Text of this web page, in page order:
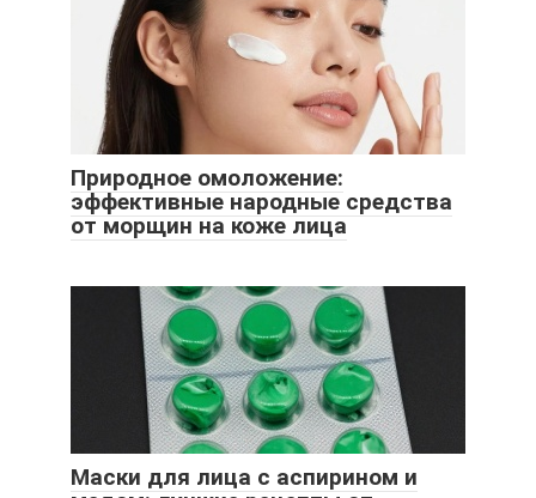
Природное омоложение:
эффективные народные средства
от морщин на коже лица
Маски для лица с аспирином и